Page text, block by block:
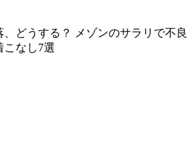
どうする？ メゾンのサラリで不良
こなし7選